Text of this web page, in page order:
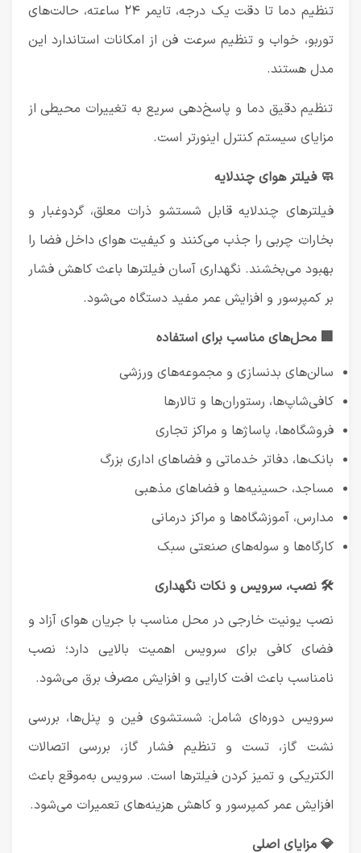
تنظیم دما تا دقت یک درجه، تایمر ۲۴ ساعته، حالت‌های
توربو، خواب و تنظیم سرعت فن از امکانات استاندارد این
مدل هستند.
تنظیم دقیق دما و پاسخ‌دهی سریع به تغییرات محیطی از
مزایای سیستم کنترل اینورتر است.
🧼 فیلتر هوای چندلایه
فیلترهای چندلایه قابل شستشو ذرات معلق، گردوغبار و
بخارات چربی را جذب می‌کنند و کیفیت هوای داخل فضا را
بهبود می‌بخشند. نگهداری آسان فیلترها باعث کاهش فشار
بر کمپرسور و افزایش عمر مفید دستگاه می‌شود.
🏢 محل‌های مناسب برای استفاده
سالن‌های بدنسازی و مجموعه‌های ورزشی
کافی‌شاپ‌ها، رستوران‌ها و تالارها
فروشگاه‌ها، پاساژها و مراکز تجاری
بانک‌ها، دفاتر خدماتی و فضاهای اداری بزرگ
مساجد، حسینیه‌ها و فضاهای مذهبی
مدارس، آموزشگاه‌ها و مراکز درمانی
کارگاه‌ها و سوله‌های صنعتی سبک
🛠️ نصب، سرویس و نکات نگهداری
نصب یونیت خارجی در محل مناسب با جریان هوای آزاد و
فضای کافی برای سرویس اهمیت بالایی دارد؛ نصب
نامناسب باعث افت کارایی و افزایش مصرف برق می‌شود.
سرویس دوره‌ای شامل: شستشوی فین و پنل‌ها، بررسی
نشت گاز، تست و تنظیم فشار گاز، بررسی اتصالات
الکتریکی و تمیز کردن فیلترها است. سرویس به‌موقع باعث
افزایش عمر کمپرسور و کاهش هزینه‌های تعمیرات می‌شود.
💎 مزایای اصلی